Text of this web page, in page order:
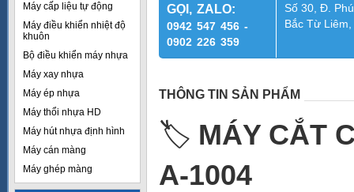
Máy cấp liệu tự động
Máy điều khiển nhiệt độ
khuôn
Bộ điều khiển máy nhựa
Máy xay nhựa
Máy ép nhựa
Máy thổi nhựa HD
Máy hút nhựa định hình
Máy cán màng
Máy ghép màng
GỌI, ZALO:
0942 547 456 -
0902 226 359
Số 30, Đ.
Bắc Từ
THÔNG TIN SẢN PHẨM
🏷️ MÁY CẮT
A-1004